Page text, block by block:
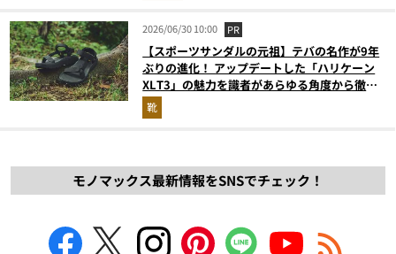
2026/06/30 10:00 PR
【スポーツサンダルの元祖】テバの名作が9年
ぶりの進化！ アップデートした「ハリケーン
XLT3」の魅力を識者があらゆる角度から徹底
解説！
靴
モノマックス最新情報をSNSでチェック！